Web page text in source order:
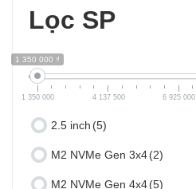
Lọc SP
1 350 000 ₫
1 350 000 4 137 500 6 925 000
2.5 inch (5)
M2 NVMe Gen 3x4(2)
M2 NVMe Gen 4x4(5)